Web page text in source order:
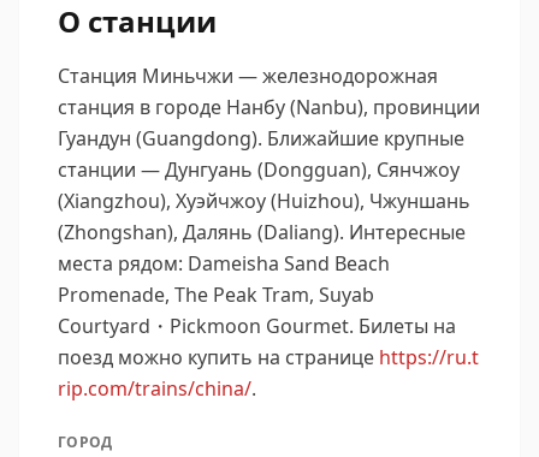
О станции
Станция Миньчжи — железнодорожная
станция в городе Нанбу (Nanbu), провинции
Гуандун (Guangdong). Ближайшие крупные
станции — Дунгуань (Dongguan), Сянчжоу
(Xiangzhou), Хуэйчжоу (Huizhou), Чжуншань
(Zhongshan), Далянь (Daliang). Интересные
места рядом: Dameisha Sand Beach
Promenade, The Peak Tram, Suyab
Courtyard・Pickmoon Gourmet. Билеты на
поезд можно купить на странице https://ru.t
rip.com/trains/china/.
ГОРОД